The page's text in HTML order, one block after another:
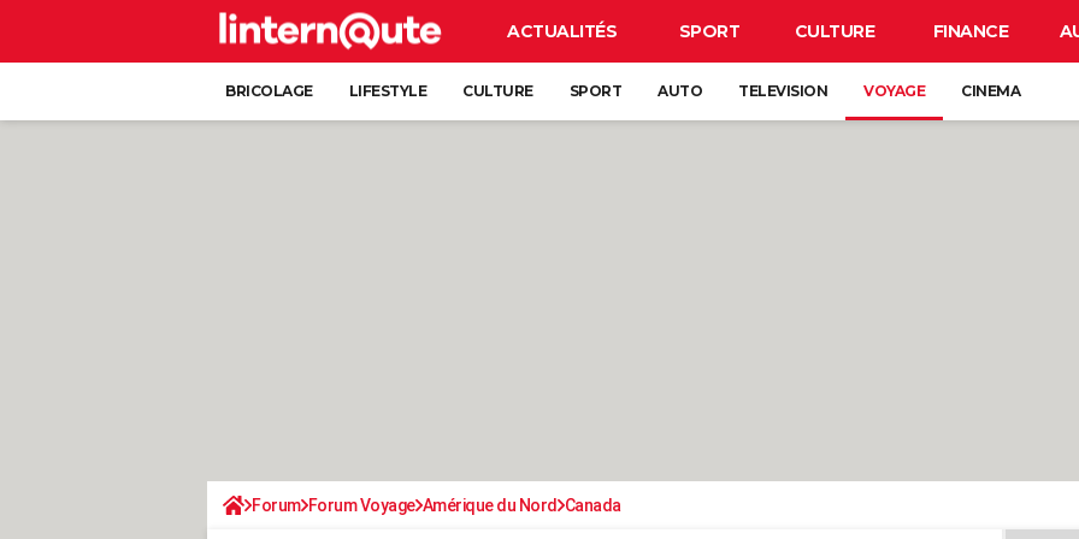
ACTUALITÉS SPORT CULTURE FINANCE
BRICOLAGE LIFESTYLE CULTURE SPORT AUTO TELEVISION VOYAGE CINEMA
Forum Forum Voyage Amérique du Nord Canada